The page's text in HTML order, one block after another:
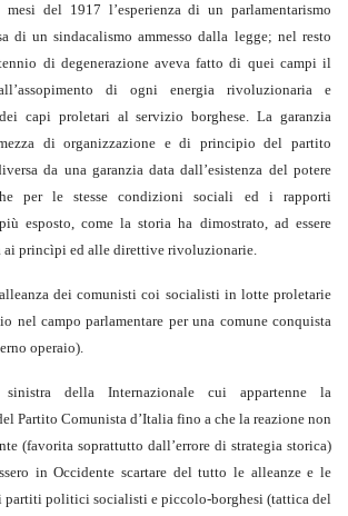
del 1917 l’esperienza di un parlamentarismo
di un sindacalismo ammesso dalla legge; nel resto
di degenerazione aveva fatto di quei campi il
di ogni energia rivoluzionaria e
capi proletari al servizio borghese. La garanzia
di organizzazione e di principio del partito
da una garanzia data dall’esistenza del potere
per le stesse condizioni sociali ed i rapporti
esposto, come la storia ha dimostrato, ad essere
princìpi ed alle direttive rivoluzionarie.
dei comunisti coi socialisti in lotte proletarie
nel campo parlamentare per una comune conquista
operaio).
della Internazionale cui appartenne la
Partito Comunista d’Italia fino a che la reazione non
(favorita soprattutto dall’errore di strategia storica)
in Occidente scartare del tutto le alleanze e le
partiti politici socialisti e piccolo-borghesi (tattica del